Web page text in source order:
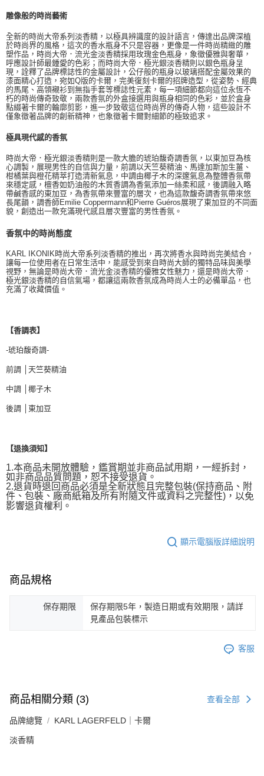
雕像般的時尚藝術
全新的時尚大帝系列淡香精，以極具辨識度的設計語言，傳達出品牌深植
於時尚界的風格，這次的香水瓶身不只是容器，更像是一件時尚精緻的雕
塑作品，時尚大帝．流光金淡香精採用玫瑰金色瓶身，象徵優雅與奢華，
呼應設計師最鍾愛的色彩；而時尚大帝．極光銀淡香精則以銀色瓶身呈
現，詮釋了品牌標誌性的金屬設計，公仔般的瓶身以玻璃搭配金屬效果的
漆面精心打造，宛如Q版的卡爾，完美復刻卡爾的招牌造型，從姿勢、經典
的馬尾、高領襯衫到無指手套等標誌性元素，每一項細節都向這位永恆不
朽的時尚傳奇致敬，兩款香氛的外盒接選用與瓶身相同的色彩，並於盒身
點綴著卡爾的輪廓剪影，進一步致敬這位時尚界的傳奇人物，這些設計不
僅象徵著品牌的創新精神，也象徵著卡爾對細節的極致追求。
極具現代感的香氛
時尚大帝．極光銀淡香精則是一款大膽的琥珀馥奇調香氛，以東加豆為核
心調製，展現男性的自信與力量，前調以天竺葵精油、馬達加斯加生薑、
柑橘葉與橙花精萃打造清新氣息，中調由椰子木的深邃氣息為整體香氛帶
來穩定感，檀香如奶油般的木質香調為香氣添加一絲柔和感，後調融入略
帶鹹香感的東加豆，為香氛帶來豐富的層次，也為這款馥奇調香氛帶來悠
長尾韻，調香師Emilie Coppermann和Pierre Guéros展現了東加豆的不同面
貌，創造出一款充滿現代感且層次豐富的男性香氛。
香氛中的時尚態度
KARL IKONIK時尚大帝系列淡香精的推出，再次將香水與時尚完美結合，
讓每一位使用者在日常生活中，能感受到來自時尚大師的獨特品味與美學
視野，無論是時尚大帝．流光金淡香精的優雅女性魅力，還是時尚大帝．
極光銀淡香精的自信氣場，都讓這兩款香氛成為時尚人士的必備單品，也
充滿了收藏價值。
【香調表】
-琥珀馥奇調-
前調 │天竺葵精油
中調 │椰子木
後調 │東加豆
【退換須知】
1.本商品未開放體驗，鑑賞期並非商品試用期，一經拆封，
如非商品品質問題，恕不接受退貨。
2.退貨時退回商品必須是全新狀態且完整包裝(保持商品、附
件、包裝、廠商紙箱及所有附隨文件或資料之完整性)， 以免
影響退貨權利。
顯示電腦版詳細說明
商品規格
保存期限
保存期限5年，製造日期或有效期限，請詳
見產品包裝標示
客服
商品相關分類 (3) 查看全部
品牌總覽 KARL LAGERFELD｜卡爾
淡香精